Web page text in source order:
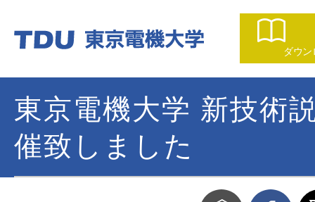
ダウン
東京電機大学 新技術
催致しました